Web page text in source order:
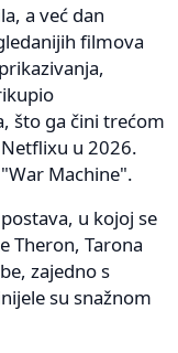
a već dan
filmova
što ga čini trećom
u 2026.
Machine".
u kojoj se
Theron, Tarona
zajedno s
su snažnom